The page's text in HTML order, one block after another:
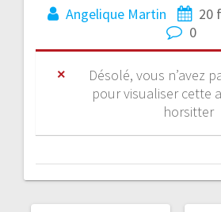
Angelique Martin
20
0
Désolé, vous n’avez
pour visualiser cette
horsitter